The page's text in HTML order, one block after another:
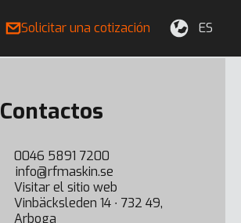
Solicitar una cotización ES
Contactos
0046 5891 7200
info@rfmaskin.se
Visitar el sitio web
Vinbäcksleden 14 ∙ 732 49,
Arboga